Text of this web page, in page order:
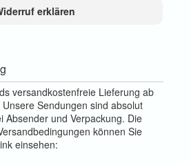
erklären
versandkostenfreie Lieferung ab
Sendungen sind absolut
Absender und Verpackung. Die
können Sie
einsehen: